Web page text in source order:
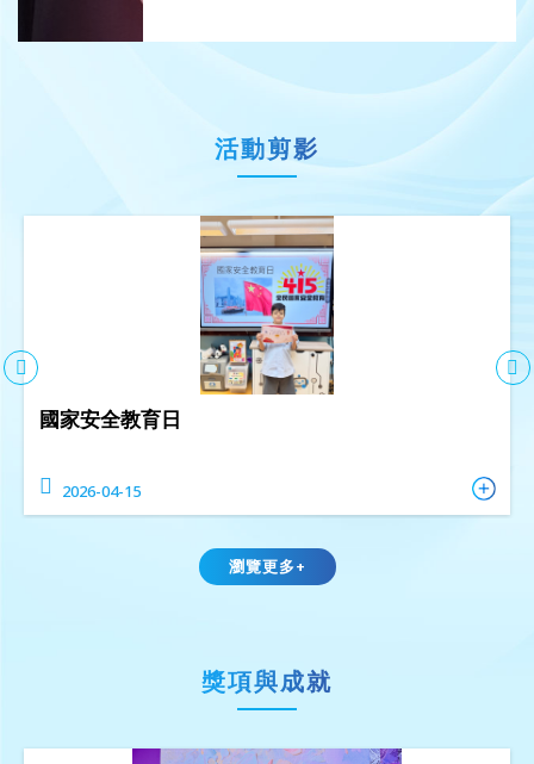
活動剪影
國家安全教育日
2026-04-15
瀏覽更多+
獎項與成就